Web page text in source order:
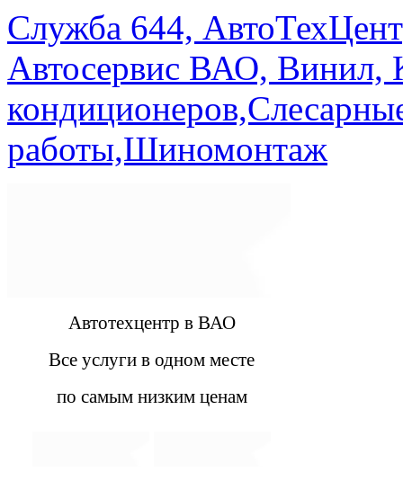
Служба 644,
Автосервис ВАО, Винил,
работы,Шиномонтаж
Автотехцентр в ВАО
Все услуги в одном месте
по самым низким ценам